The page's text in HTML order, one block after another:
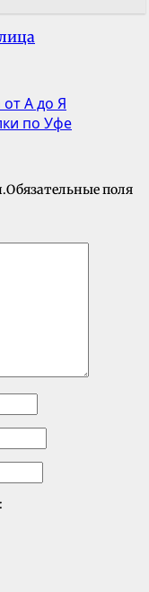
А до Я
по Уфе
Обязательные поля